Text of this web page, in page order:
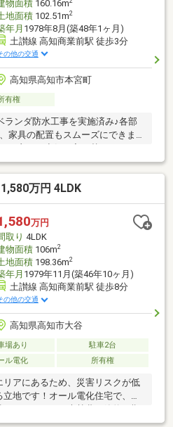
物面積160.16m
地面積102.51m2
年月1978年8月(築48年1ヶ月)
土讃線 高知商業前駅 徒歩3分
の他の交通
高知県高知市本宮町
有権
ランダ防水工事を実施済み♪各部
家具の配置もスムーズにできま
も良く、空気の入れ替えがしやす
万円 4LDK
万円
取り 4LDK
物面積106m2
地面積198.36m2
年月 1979年11月(築46年10ヶ月)
土讃線 高知商業前駅 徒歩8分
の他の交通
高知県高知市大谷
場あり
駐車2台
ル電化 所有権
アにあるため、災害リスクが低
地です！オール電化住宅で、さ